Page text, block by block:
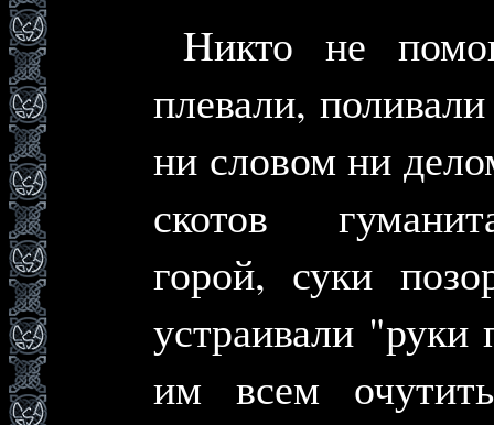
Hикто не
плевали,
ни словом ни
скотов
горой, суки
устраивали
им всем